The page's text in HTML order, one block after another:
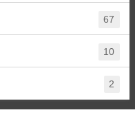
67
10
2